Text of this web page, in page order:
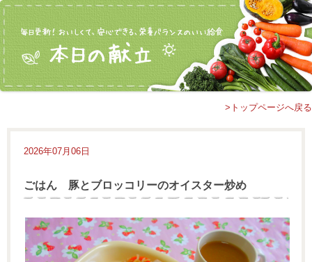
>トップページへ戻る
2026年07月06日
ごはん 豚とブロッコリーのオイスター炒め